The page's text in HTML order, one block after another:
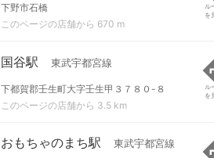
下野市石橋
このページの店舗から 670 m
ル
を
国谷駅 東武宇都宮線
下都賀郡壬生町大字壬生甲３７８０-８
このページの店舗から 3.5 km
ル
を
おもちゃのまち駅 東武宇都宮線